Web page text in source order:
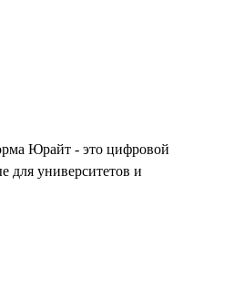
Юрайт - это цифровой
для университетов и